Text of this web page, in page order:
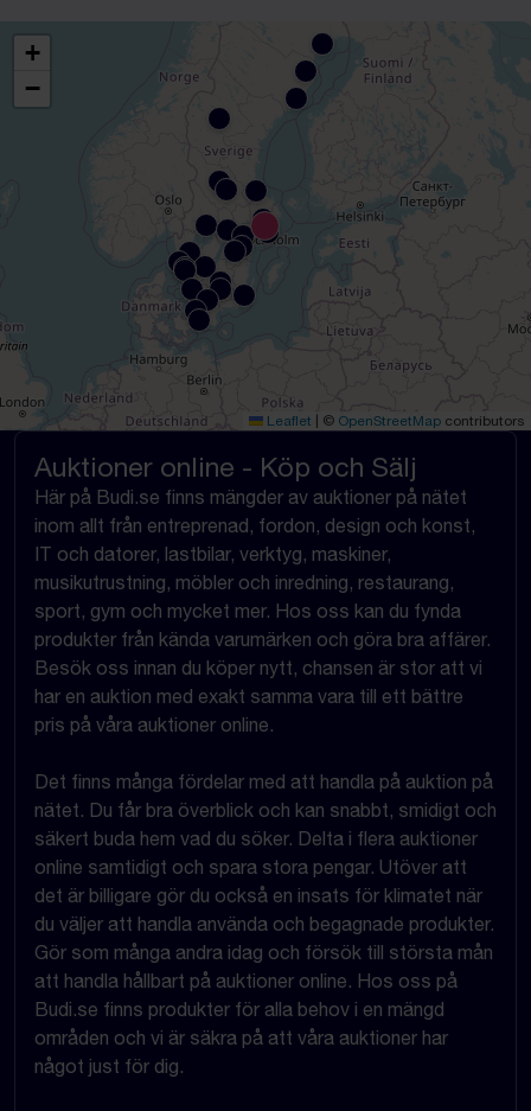
+
−
Leaflet © OpenStreetMap contributors
Auktioner online - Köp och Sälj
Här på Budi.se finns mängder av auktioner på nätet
inom allt från entreprenad, fordon, design och konst,
IT och datorer, lastbilar, verktyg, maskiner,
musikutrustning, möbler och inredning, restaurang,
sport, gym och mycket mer. Hos oss kan du fynda
produkter från kända varumärken och göra bra affärer.
Besök oss innan du köper nytt, chansen är stor att vi
har en auktion med exakt samma vara till ett bättre
pris på våra auktioner online.
Det finns många fördelar med att handla på auktion på
nätet. Du får bra överblick och kan snabbt, smidigt och
säkert buda hem vad du söker. Delta i flera auktioner
online samtidigt och spara stora pengar. Utöver att
det är billigare gör du också en insats för klimatet när
du väljer att handla använda och begagnade produkter.
Gör som många andra idag och försök till största mån
att handla hållbart på auktioner online. Hos oss på
Budi.se finns produkter för alla behov i en mängd
områden och vi är säkra på att våra auktioner har
något just för dig.